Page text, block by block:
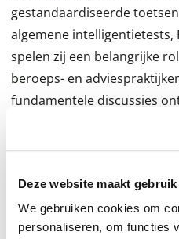
Deze website maakt
We gebruiken cookies om
personaliseren, om functies
gestandaardiseerde
algemene intelligentietests,
spelen zij een belangrijke
beroeps- en
fundamentele discussies
over kwantitatieve analyse
de praktijk van het
gaat om het vergelijken
van effecten van ingrepen
behandeling van